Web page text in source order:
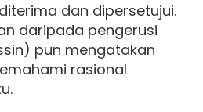
dan dipersetujui.
daripada pengerusi
pun mengatakan
rasional